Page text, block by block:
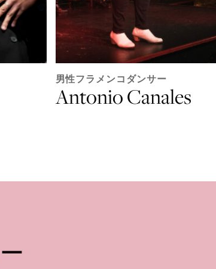
男性フラメンコダンサー
Antonio Canales